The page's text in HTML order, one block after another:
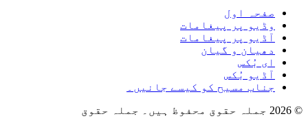
صفحہ اول
وڈیو پر پیغامات
آڈیو پر پیغامات
دھیان و گیان
ای بُکس
آڈیو بُکس
جناب مسیح کو کیسے جانیں۔
© 2026 جملہ حقوق محفوظ ہیں۔ جملہ حقوق